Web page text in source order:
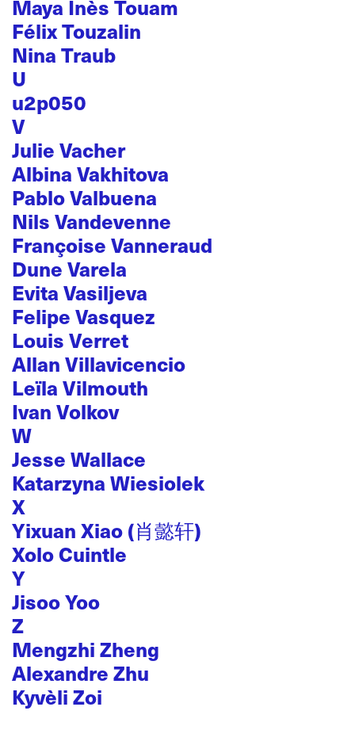
Maya Inès Touam
Félix Touzalin
Nina Traub
U
u2p050
V
Julie Vacher
Albina Vakhitova
Pablo Valbuena
Nils Vandevenne
Françoise Vanneraud
Dune Varela
Evita Vasiljeva
Felipe Vasquez
Louis Verret
Allan Villavicencio
Leïla Vilmouth
Ivan Volkov
W
Jesse Wallace
Katarzyna Wiesiolek
X
Yixuan Xiao (肖懿轩)
Xolo Cuintle
Y
Jisoo Yoo
Z
Mengzhi Zheng
Alexandre Zhu
Kyvèli Zoi